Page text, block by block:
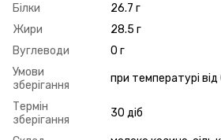
Білки
26.7 г
Жири
28.5 г
Вуглеводи
0 г
Умови
зберігання
при температурі
Термін
зберігання
30 діб